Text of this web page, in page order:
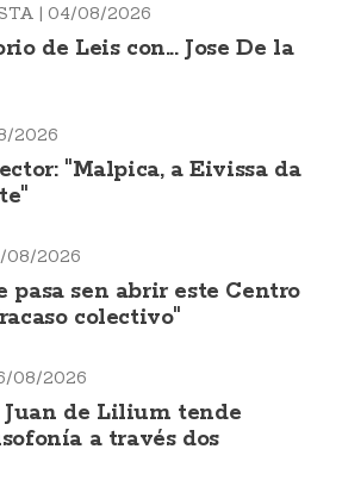
| 04/08/2026
de Leis con... Jose De la
2026
"Malpica, a Eivissa da
08/2026
pasa sen abrir este Centro
colectivo"
08/2026
de Lilium tende
a través dos